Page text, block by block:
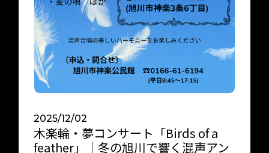
2025/12/02
木楽輪・夢コンサート「Birds of a
feather」｜冬の旭川で響く混声アン